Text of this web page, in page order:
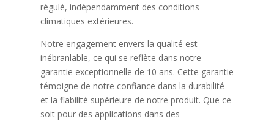
régulé, indépendamment des conditions
climatiques extérieures.
Notre engagement envers la qualité est
inébranlable, ce qui se reflète dans notre
garantie exceptionnelle de 10 ans. Cette garantie
témoigne de notre confiance dans la durabilité
et la fiabilité supérieure de notre produit. Que ce
soit pour des applications dans des